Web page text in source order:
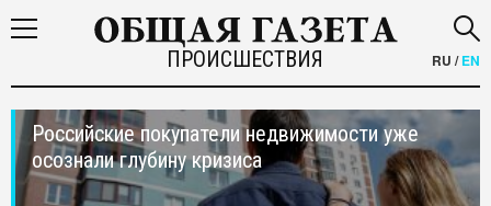
ПРОИСШЕСТВИЯ RU /EN
Российские покупатели недвижимости уже
осознали глубину кризиса